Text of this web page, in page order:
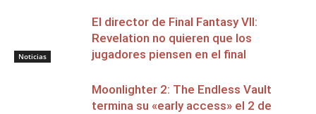
Noticias
El director de Final Fantasy VII:
Revelation no quieren que los
jugadores piensen en el final
Moonlighter 2: The Endless Vault
termina su «early access» el 2 de